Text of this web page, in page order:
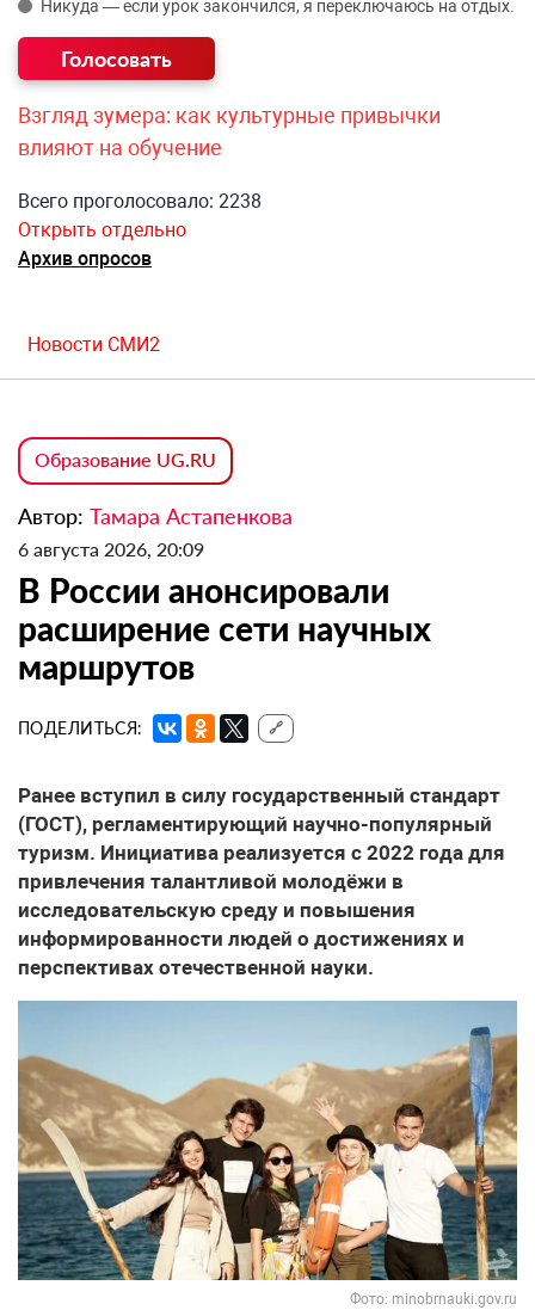
Никуда — если урок закончился, я переключаюсь на отдых.
Взгляд зумера: как культурные привычки
влияют на обучение
Всего проголосовало: 2238
Открыть отдельно
Архив опросов
Новости СМИ2
Образование UG.RU
Автор: Тамара Астапенкова
6 августа 2026, 20:09
В России анонсировали
расширение сети научных
маршрутов
ПОДЕЛИТЬСЯ: 🔗
Ранее вступил в силу государственный стандарт
(ГОСТ), регламентирующий научно-популярный
туризм. Инициатива реализуется с 2022 года для
привлечения талантливой молодёжи в
исследовательскую среду и повышения
информированности людей о достижениях и
перспективах отечественной науки.
Фото: minobrnauki.gov.ru